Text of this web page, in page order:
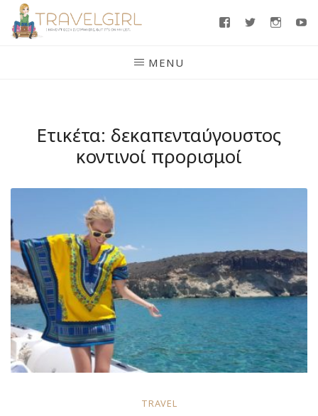
Skip
FacebookTwitter
MENU
Ετικέτα: δεκαπενταύγουστος
κοντινοί προρισμοί
TRAVEL